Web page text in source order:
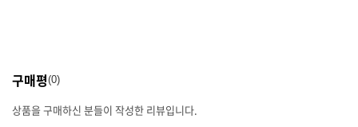
구매평 0
상품을 구매하신 분들이 작성한 리뷰입니다.